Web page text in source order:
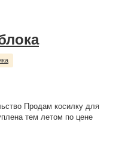
Продам косилку для
тем летом по цене